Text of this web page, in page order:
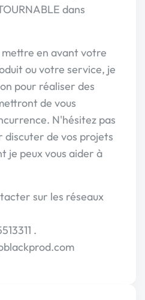
dans
mettre en avant votre
ou votre service, je
pour réaliser des
de vous
N'hésitez pas
de vos projets
je peux vous aider à
sur les réseaux
.